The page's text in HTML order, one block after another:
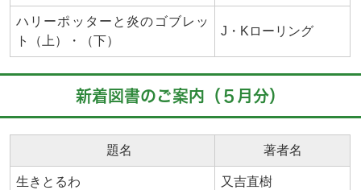
ハリーポッターと炎のゴブレッ
ト（上）・（下）
J・Kローリング
新着図書のご案内（５月分）
題名 著者名
生きとるわ 又吉直樹